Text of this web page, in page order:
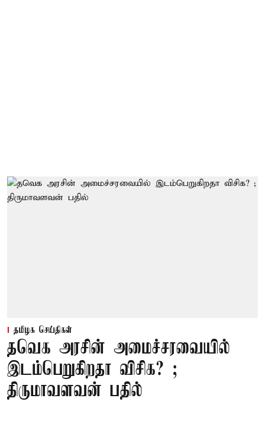
தமிழக செய்திகள்
தவெக அரசின் அமைச்சரவையில்
இடம்பெறுகிறதா விசிக? ;
திருமாவளவன் பதில்